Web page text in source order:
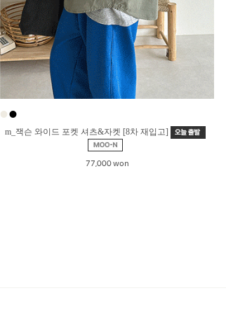
●●
m_잭슨 와이드 포켓 셔츠&자켓 [8차 재입고]
77,000 won